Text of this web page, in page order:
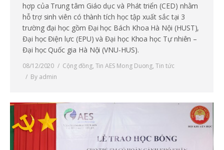
hợp của Trung tâm Giáo dục và Phát triển (CED) nhằm
hỗ trợ sinh viên có thành tích học tập xuất sắc tại 3
trường đại học gồm Đại học Bách Khoa Hà Nội (HUST),
Đại học Điện lực (EPU) và Đại học Khoa học Tự nhiên –
Đại học Quốc gia Hà Nội (VNU-HUS).
08/12/2020 Cộng đồng, Tin AES Mong Duong,Tin tức
By admin